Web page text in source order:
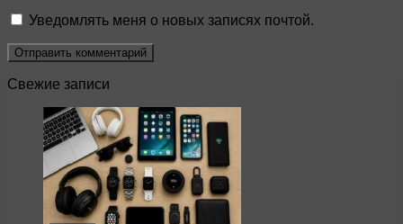
Уведомлять меня о новых записях почтой.
Свежие записи